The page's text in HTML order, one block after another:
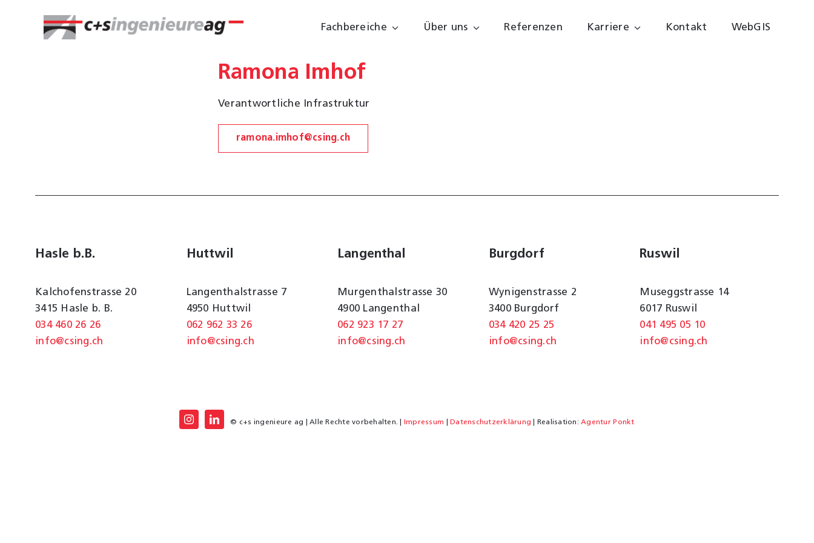
Fachbereiche Über uns Referenzen Karriere Kontakt WebGIS
Ramona Imhof
Verantwortliche Infrastruktur
ramona.imhof@csing.ch
Hasle b.B.
Kalchofenstrasse 20
3415 Hasle b. B.
034 460 26 26
info@csing.ch
Huttwil
Langenthalstrasse 7
4950 Huttwil
062 962 33 26
info@csing.ch
Langenthal
Murgenthalstrasse 30
4900 Langenthal
062 923 17 27
info@csing.ch
Burgdorf
Wynigenstrasse 2
3400 Burgdorf
034 420 25 25
info@csing.ch
Ruswil
Museggstrasse 14
6017 Ruswil
041 495 05 10
info@csing.ch
© c+s ingenieure ag | Alle Rechte vorbehalten. | Impressum Datenschutzerklärung | Realisation:Agentur Ponkt